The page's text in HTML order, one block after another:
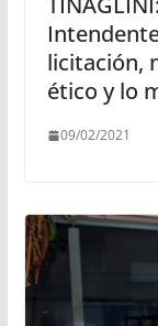
licitación,
ético y lo
09/02/2021